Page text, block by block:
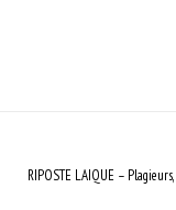
RIPOSTE LAIQUE –